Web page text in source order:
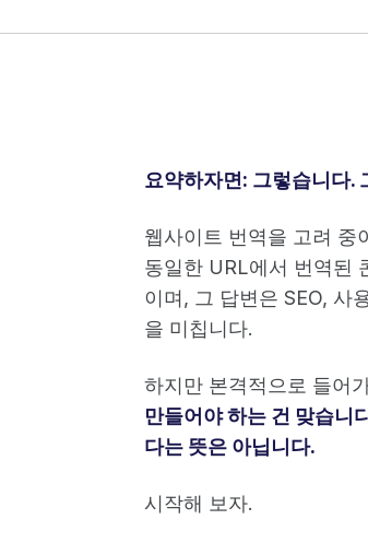
요약하자면: 그렇습니다.
웹사이트 번역을 고려 중
동일한 URL에서 번역된
이며, 그 답변은 SEO, 사
을 미칩니다.
하지만 본격적으로 들어
만들어야 하는 건 맞습니
다는 뜻은 아닙니다.
시작해 보자.